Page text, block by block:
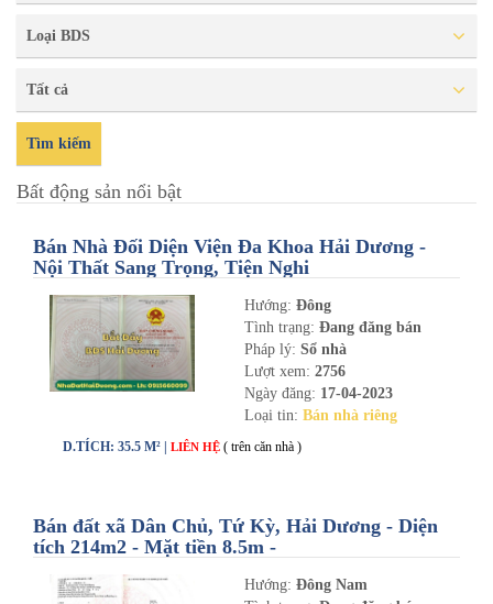
Loại BDS
Tất cả
Tìm kiếm
Bất động sản nổi bật
Bán Nhà Đối Diện Viện Đa Khoa Hải Dương -
Nội Thất Sang Trọng, Tiện Nghi
Hướng: Đông
Tình trạng: Đang đăng bán
Pháp lý: Sổ nhà
Lượt xem: 2756
Ngày đăng: 17-04-2023
Loại tin: Bán nhà riêng
D.TÍCH: 35.5 M² | LIÊN HỆ ( trên căn nhà )
Bán đất xã Dân Chủ, Tứ Kỳ, Hải Dương - Diện
tích 214m2 - Mặt tiền 8.5m -
Hướng: Đông Nam